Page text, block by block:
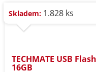
Skladem: 1.828 ks
TECHMATE USB
16GB